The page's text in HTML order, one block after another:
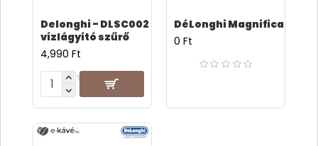
Delonghi - DLSC002
vízlágyító szűrő
4,990 Ft
DéLonghi Magnifica
0 Ft